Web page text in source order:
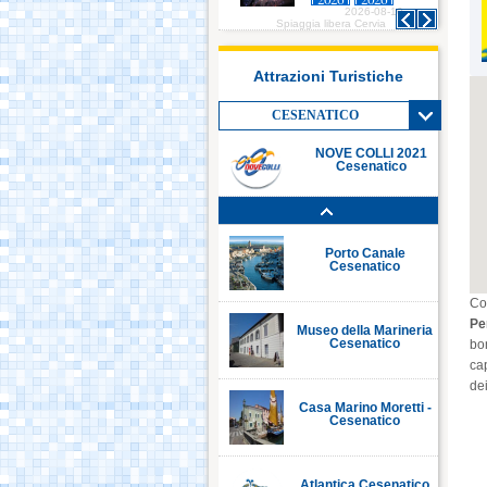
2026-08-10
2026-08-10
Spiaggia libera Cervia
Attrazioni Turistiche
CESENATICO
NOVE COLLI 2021
Cesenatico
Italia in Miniatura -
Rimini
Le Navi Acquario -
Cattolica
Porto Canale
Cesenatico
Museo della Marineria
Cesenatico
Casa Marino Moretti -
Cesenatico